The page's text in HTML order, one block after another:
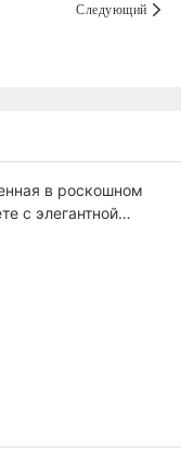
Следующий
в роскошном
с элегантной